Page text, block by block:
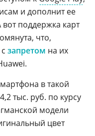
и дополнит ее
вот поддержка карт
что,
запретом на их
в такой
тыс. руб. по курсу
модели
цвет